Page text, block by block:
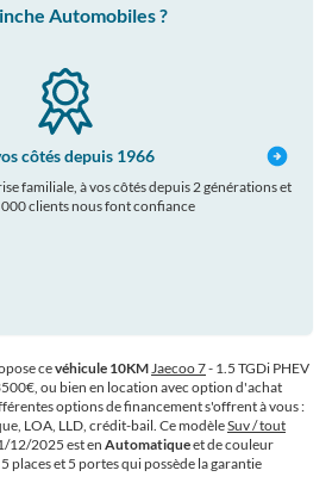
Automobiles ?
côtés depuis 1966
familiale, à vos côtés depuis 2 générations et
clients nous font confiance
cevéhicule 10KMJaecoo 7- 1.5 TGDi PHEV
, ou bien en location avec option d'achat
options de financement s'offrent à vous :
LOA, LLD, crédit-bail. Ce modèleSuv / tout
12/2025 est en Automatiqueet de couleur
places et 5 portes qui possède la garantie